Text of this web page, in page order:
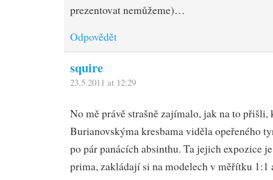
prezentovat nemůžeme)…
Odpovědět
squire
23.5.2011 at 12:29
No mě právě strašně zajímalo, jak na to přišli,
Burianovskýma kresbama viděla opeřeného
po pár panácích absinthu. Ta jejich expozice
prima, zakládají si na modelech v měřítku 1:1